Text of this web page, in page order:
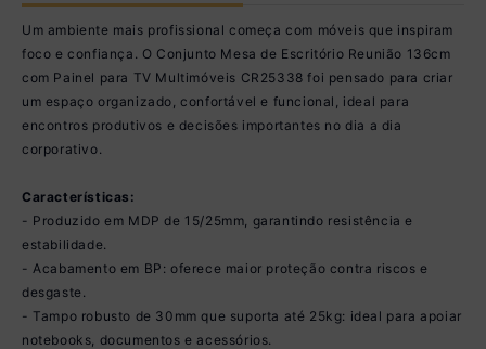
Um ambiente mais profissional começa com móveis que inspiram
foco e confiança. O Conjunto Mesa de Escritório Reunião 136cm
com Painel para TV Multimóveis CR25338 foi pensado para criar
um espaço organizado, confortável e funcional, ideal para
encontros produtivos e decisões importantes no dia a dia
corporativo.
Características:
- Produzido em MDP de 15/25mm, garantindo resistência e
estabilidade.
- Acabamento em BP: oferece maior proteção contra riscos e
desgaste.
- Tampo robusto de 30mm que suporta até 25kg: ideal para apoiar
notebooks, documentos e acessórios.